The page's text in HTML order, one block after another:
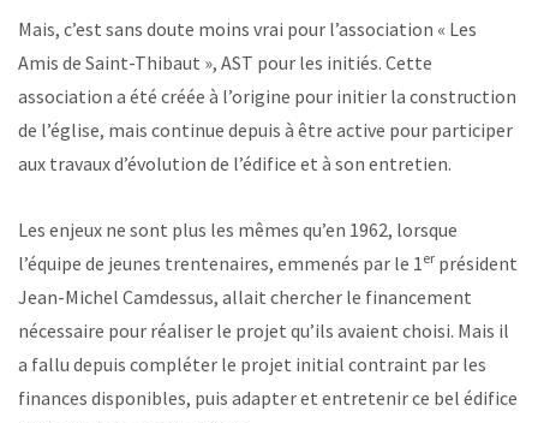
Mais, c’est sans doute moins vrai pour l’association « Les
Amis de Saint-Thibaut », AST pour les initiés. Cette
association a été créée à l’origine pour initier la construction
de l’église, mais continue depuis à être active pour participer
aux travaux d’évolution de l’édifice et à son entretien.
Les enjeux ne sont plus les mêmes qu’en 1962, lorsque
l’équipe de jeunes trentenaires, emmenés par le 1er président
Jean-Michel Camdessus, allait chercher le financement
nécessaire pour réaliser le projet qu’ils avaient choisi. Mais il
a fallu depuis compléter le projet initial contraint par les
finances disponibles, puis adapter et entretenir ce bel édifice